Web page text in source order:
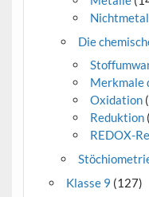
Die
Merkmale
Oxidation
Reduktion
REDOX-
Klasse 9 (127)